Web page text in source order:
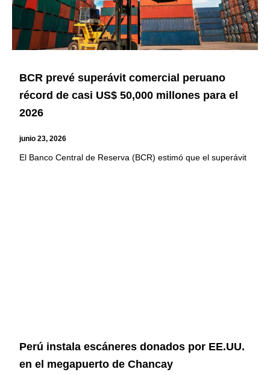
BCR prevé superávit comercial peruano
récord de casi US$ 50,000 millones para el
2026
junio 23, 2026
El Banco Central de Reserva (BCR) estimó que el superávit
Perú instala escáneres donados por EE.UU.
en el megapuerto de Chancay